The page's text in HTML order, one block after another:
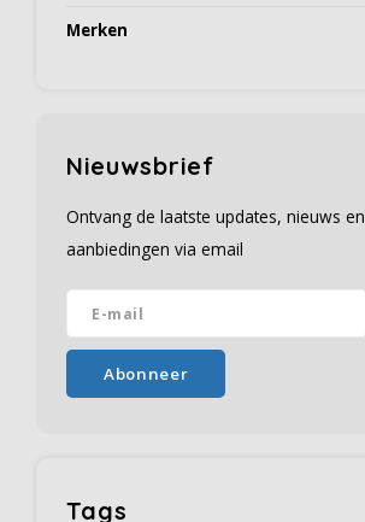
Merken
Nieuwsbrief
Ontvang de laatste updates, nieuws en
aanbiedingen via email
Abonneer
Tags